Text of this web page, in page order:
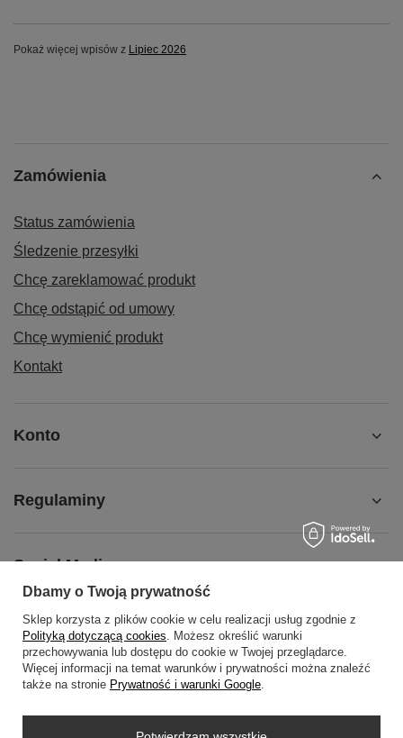
Pokaż więcej wpisów z Lipiec 2026
Zamówienia
Status zamówienia
Śledzenie przesyłki
Chcę zareklamować produkt
Chcę odstąpić od umowy
Chcę wymienić produkt
Kontakt
Konto
Regulaminy
Social Media
O NAS
wowbag2024@gmail.com
Dbamy o Twoją prywatność
Sklep korzysta z plików cookie w celu realizacji usług zgodnie z
Polityką dotyczącą cookies. Możesz określić warunki
przechowywania lub dostępu do cookie w Twojej przeglądarce.
Więcej informacji na temat warunków i prywatności można znaleźć
także na stronie Prywatność i warunki Google.